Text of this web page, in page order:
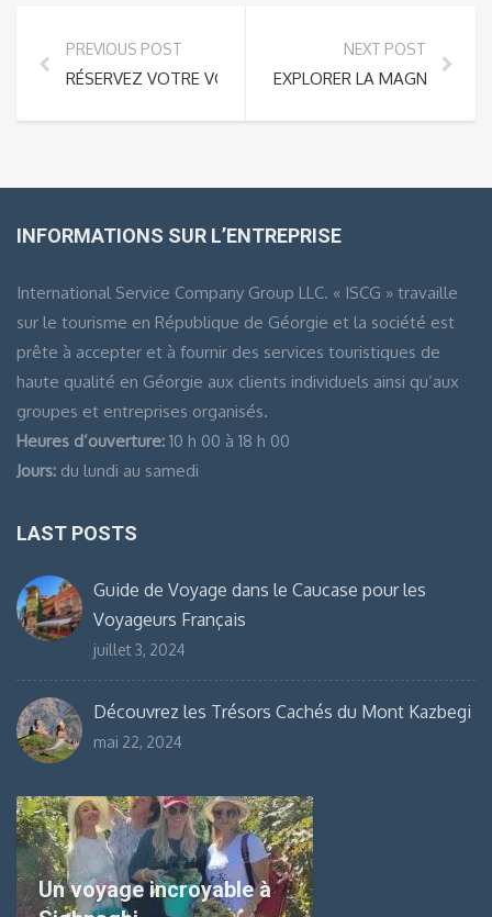
PREVIOUS POST
RÉSERVEZ VOTRE VOITURE INSTANTANÉMENT AVEC
NEXT POST
EXPLORER LA
INFORMATIONS SUR L’ENTREPRISE
International Service Company Group LLC. « ISCG » travaille
sur le tourisme en République de Géorgie et la société est
prête à accepter et à fournir des services touristiques de
haute qualité en Géorgie aux clients individuels ainsi qu’aux
groupes et entreprises organisés.
Heures d’ouverture: 10 h 00 à 18 h 00
Jours: du lundi au samedi
LAST POSTS
Guide de Voyage dans le Caucase pour les
Voyageurs Français
juillet 3, 2024
Découvrez les Trésors Cachés du Mont Kazbegi
mai 22, 2024
Un voyage incroyable à